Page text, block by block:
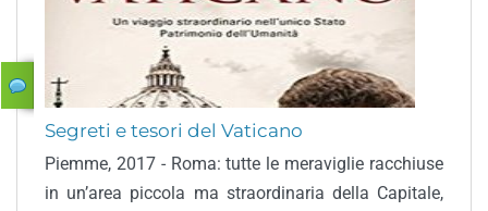
Segreti e tesori del Vaticano
Piemme, 2017 - Roma: tutte le meraviglie racchiuse
in un’area piccola ma straordinaria della Capitale,